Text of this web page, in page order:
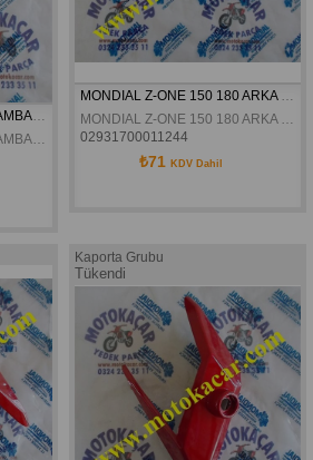
MONDİAL Z-ONE PLAKA LAMBASI BAĞLANTI PLASTİĞİ ORJİNAL
MONDİAL Z-ONE PLAKA LAMBASI BAĞLANTI PLASTİĞİ ORJİNAL
MONDIAL Z-ONE 150 180 ARKA REFLEKTOR BAGLANTI BRAKETI ORJINAL
MONDIAL Z-ONE 150 180 ARKA REFLEKTOR BAGLANTI BRAKETI ORJINAL
02931700011244
₺71 KDV Dahil
Kaporta Grubu
Tükendi